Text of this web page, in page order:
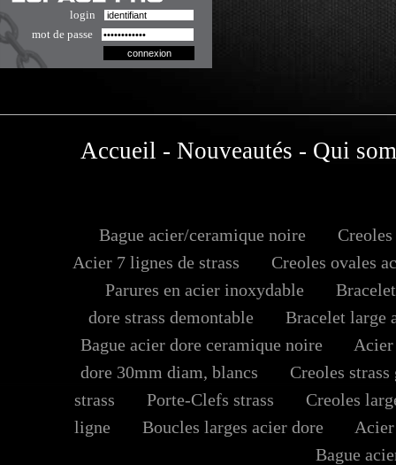
login
mot de passe
Accueil - Nouveautés - Qui
Bague acier/ceramique noire
Creoles
Acier 7 lignes de strass
Creoles ovales
Parures en acier inoxydable
dore strass demontable
Bracelet large
Bague acier dore ceramique noire
Acier
dore 30mm diam, blancs
Creoles strass
strass
Porte-Clefs strass
Creoles
ligne
Boucles larges acier dore
Acier
Bague